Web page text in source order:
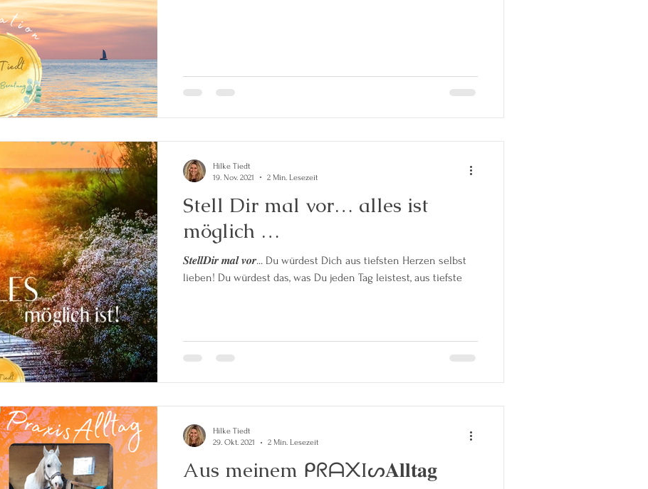
Stell Dir mal vor… alles ist
möglich …
𝑺𝒕𝒆𝒍𝒍𝑫𝒊𝒓 𝒎𝒂𝒍 𝒗𝒐𝒓... Du würdest Dich aus tiefsten Herzen selbst
lieben! Du würdest das, was Du jeden Tag leistest, aus tiefste
Hilke Tiedt
19. Nov. 2021
2 Min. Lesezeit
Aus meinem ᑭᖇᗩ᙭Iᔕ𝐀𝐥𝐥𝐭𝐚𝐠
Hilke Tiedt
29. Okt. 2021
2 Min. Lesezeit